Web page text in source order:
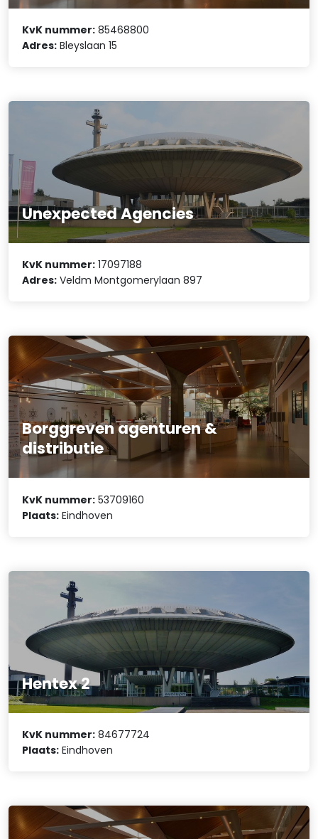
KvK nummer: 85468800
Adres: Bleyslaan 15
Unexpected Agencies
KvK nummer: 17097188
Adres: Veldm Montgomerylaan 897
Borggreven agenturen &
distributie
KvK nummer: 53709160
Plaats: Eindhoven
Hentex 2
KvK nummer: 84677724
Plaats: Eindhoven